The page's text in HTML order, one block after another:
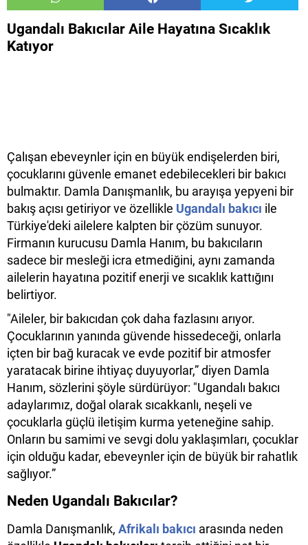
Ugandalı Bakıcılar Aile Hayatına Sıcaklık
Katıyor
Çalışan ebeveynler için en büyük endişelerden biri,
çocuklarını güvenle emanet edebilecekleri bir bakıcı
bulmaktır. Damla Danışmanlık, bu arayışa yepyeni bir
bakış açısı getiriyor ve özellikle Ugandalı bakıcı ile
Türkiye'deki ailelere kalpten bir çözüm sunuyor.
Firmanın kurucusu Damla Hanım, bu bakıcıların
sadece bir mesleği icra etmediğini, aynı zamanda
ailelerin hayatına pozitif enerji ve sıcaklık kattığını
belirtiyor.
"Aileler, bir bakıcıdan çok daha fazlasını arıyor.
Çocuklarının yanında güvende hissedeceği, onlarla
içten bir bağ kuracak ve evde pozitif bir atmosfer
yaratacak birine ihtiyaç duyuyorlar,” diyen Damla
Hanım, sözlerini şöyle sürdürüyor: "Ugandalı bakıcı
adaylarımız, doğal olarak sıcakkanlı, neşeli ve
çocuklarla güçlü iletişim kurma yeteneğine sahip.
Onların bu samimi ve sevgi dolu yaklaşımları, çocuklar
için olduğu kadar, ebeveynler için de büyük bir rahatlık
sağlıyor.”
Neden Ugandalı Bakıcılar?
Damla Danışmanlık, Afrikalı bakıcı arasında neden